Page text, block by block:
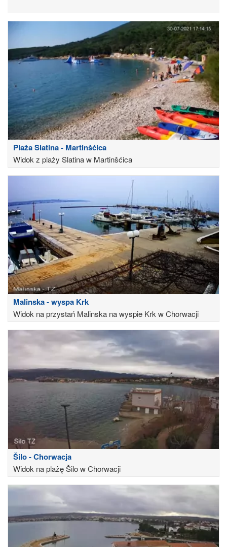
Plaża Slatina - Martinšćica
Widok z plaży Slatina w Martinšćica
Malinska - wyspa Krk
Widok na przystań Malinska na wyspie Krk w Chorwacji
Šilo - Chorwacja
Widok na plażę Šilo w Chorwacji